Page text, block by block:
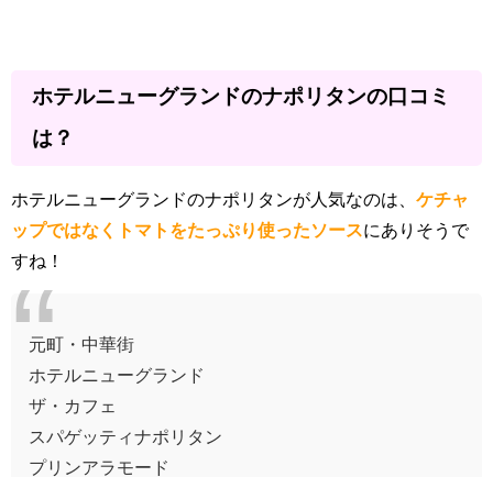
ホテルニューグランドのナポリタンの口コミ
は？
ホテルニューグランドのナポリタンが人気なのは、 ケチャ
ップではなくトマトをたっぷり使ったソースにありそうで
すね！
元町・中華街
ホテルニューグランド
ザ・カフェ
スパゲッティナポリタン
プリンアラモード